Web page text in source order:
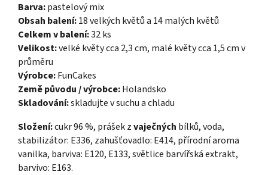
Barva:pastelový mix
Obsah balení:18 velkých květů a 14 malých květů
Celkem v balení:32 ks
Velikost:velké květy cca 2,3 cm, malé květy cca 1,5 cm v
průměru
Výrobce:FunCakes
Země původu / výrobce:Holandsko
Skladování:skladujte v suchu a chladu
Složení:cukr 96 %, prášek zvaječných bílků, voda,
stabilizátor: E336, zahušťovadlo: E414, přírodní aroma
vanilka, barviva: E120, E133, světlice barvířská extrakt,
barvivo: E163.